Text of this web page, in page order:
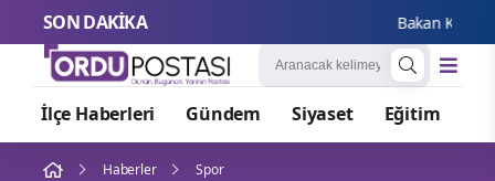
SON DAKİKA Bakan Kacır:
İlçe Haberleri Gündem Siyaset Eğitim
Haberler Spor